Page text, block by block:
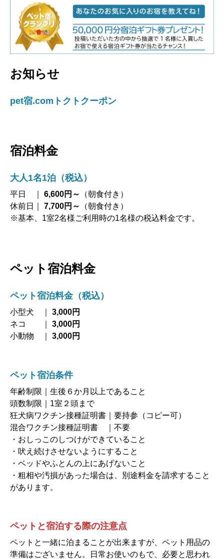
お知らせ
pet宿.comトクトクーポン
宿泊料金
大人1名1泊（税込）
平日 ｜ 6,600円～
（朝食付き）
休前日｜
7,700円～
（朝食付き）
※基本、1室2名様ご利用時の1名様の税込料金です。
ペット宿泊料金
ペット宿泊料金（税込）
小型犬 ｜ 3,000円
ネコ ｜ 3,000円
小動物 ｜ 3,000円
ペット宿泊条件
年齢制限｜生後６か月以上であること
頭数制限｜1室２頭まで
狂犬病ワクチン接種証明書｜要持参（コピー可）
混合ワクチン接種証明書 ｜不要
・おしっこのしつけができていること
・吠え続けさせないようにすること
・ベッドやふとんの上にあげないこと
・粗相や汚損があった場合は、別途料金を請求すること
があります。
ペットと宿泊する際の注意点
ペットと一緒に泊まることが出来ますが、ペット用品の
準備はございません。日常お使いのもで、必要と思われ